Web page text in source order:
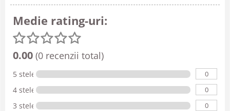
Medie rating-uri:
0.00 (0 recenzii total)
5 stele 0
4 stele 0
3 stele 0